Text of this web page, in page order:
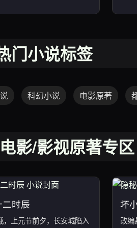
门小说标签
科幻小说 电影原著
电影/影视原著专区
时辰
，上元节前夕，长安城陷入
坏
改编